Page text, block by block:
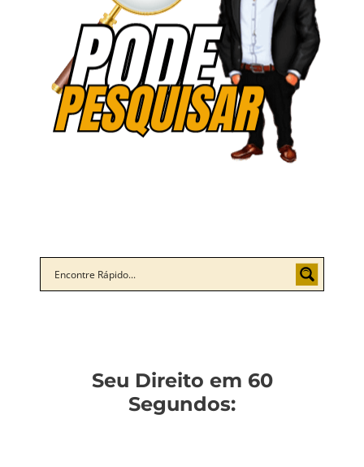
Seu Direito em 60
Segundos: